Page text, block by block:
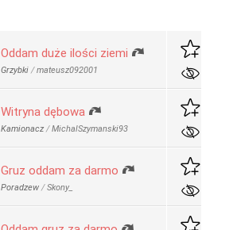
Oddam duże ilości ziemi
Grzybki /mateusz092001
Witryna dębowa
Kamionacz /MichalSzymanski93
Gruz oddam za darmo
Poradzew /Skony_